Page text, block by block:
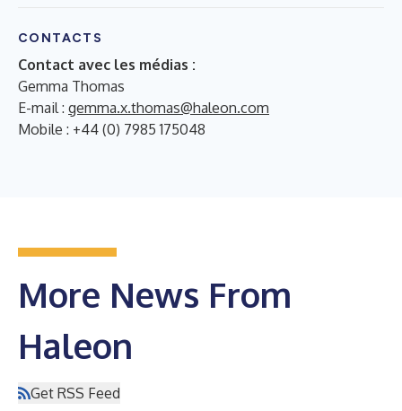
CONTACTS
Contact avec les médias :
Gemma Thomas
E-mail : gemma.x.thomas@haleon.com
Mobile : +44 (0) 7985 175048
More News From
Haleon
Get RSS Feed